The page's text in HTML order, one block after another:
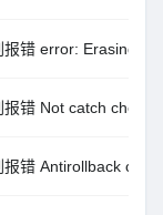
错 error: Erasing
错 Not catch
错 Antirollback